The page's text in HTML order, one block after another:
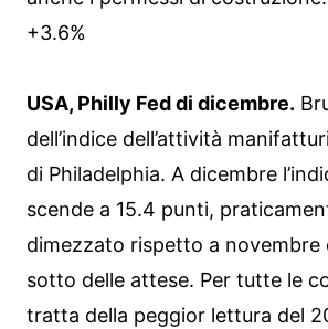
+3.6%
USA, Philly Fed di dicembre.
dell’indice dell’attività
di Philadelphia. A dicembre
scende a 15.4 punti,
dimezzato rispetto a novembre
sotto delle attese. Per tutte le
tratta della peggior lettura del